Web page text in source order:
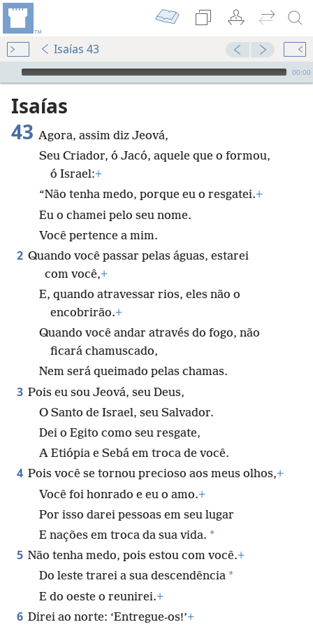
Isaías 43
Audio Player
00:00
Isaías
43 Agora, assim diz Jeová,
Seu Criador, ó Jacó, aquele que o formou,
ó Israel:+
“Não tenha medo, porque eu o resgatei.+
Eu o chamei pelo seu nome.
Você pertence a mim.
2 Quando você passar pelas águas, estarei
com você,+
E, quando atravessar rios, eles não o
encobrirão.+
Quando você andar através do fogo, não
ficará chamuscado,
Nem será queimado pelas chamas.
3 Pois eu sou Jeová, seu Deus,
O Santo de Israel, seu Salvador.
Dei o Egito como seu resgate,
A Etiópia e Sebá em troca de você.
4 Pois você se tornou precioso aos meus olhos,+
Você foi honrado e eu o amo.+
Por isso darei pessoas em seu lugar
E nações em troca da sua vida. *
5 Não tenha medo, pois estou com você.+
Do leste trarei a sua descendência *
E do oeste o reunirei.+
6 Direi ao norte: ‘Entregue-os!’+